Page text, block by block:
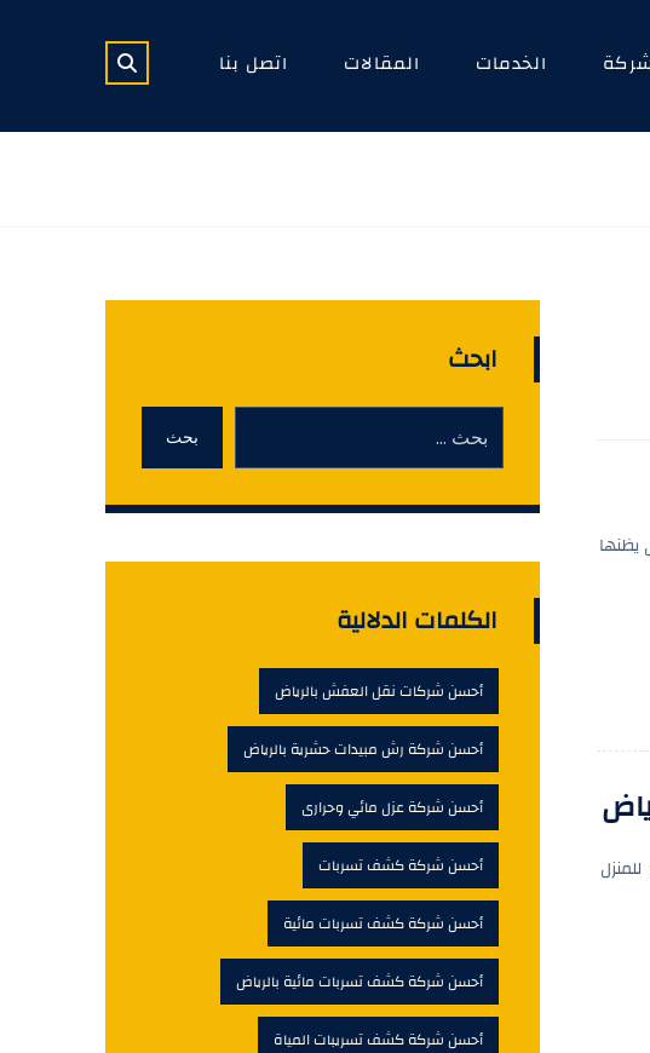
الخدمات المقالات اتصل بنا
للمنزل
ابحث
بحث
الكلمات الدلالية
أحسن شركات نقل العفش بالرياض
أحسن شركة رش مبيدات حشرية بالرياض
أحسن شركة عزل مائي وحرارى
أحسن شركة كشف تسربات
أحسن شركة كشف تسربات مائية
أحسن شركة كشف تسربات مائية بالرياض
أحسن شركة كشف تسريبات المياة